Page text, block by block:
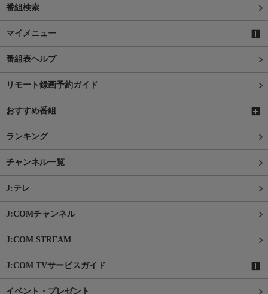
番組検索
マイメニュー
番組表ヘルプ
リモート録画予約ガイド
おすすめ番組
ランキング
チャンネル一覧
J:テレ
J:COMチャンネル
J:COM STREAM
J:COM TVサービスガイド
イベント・プレゼント